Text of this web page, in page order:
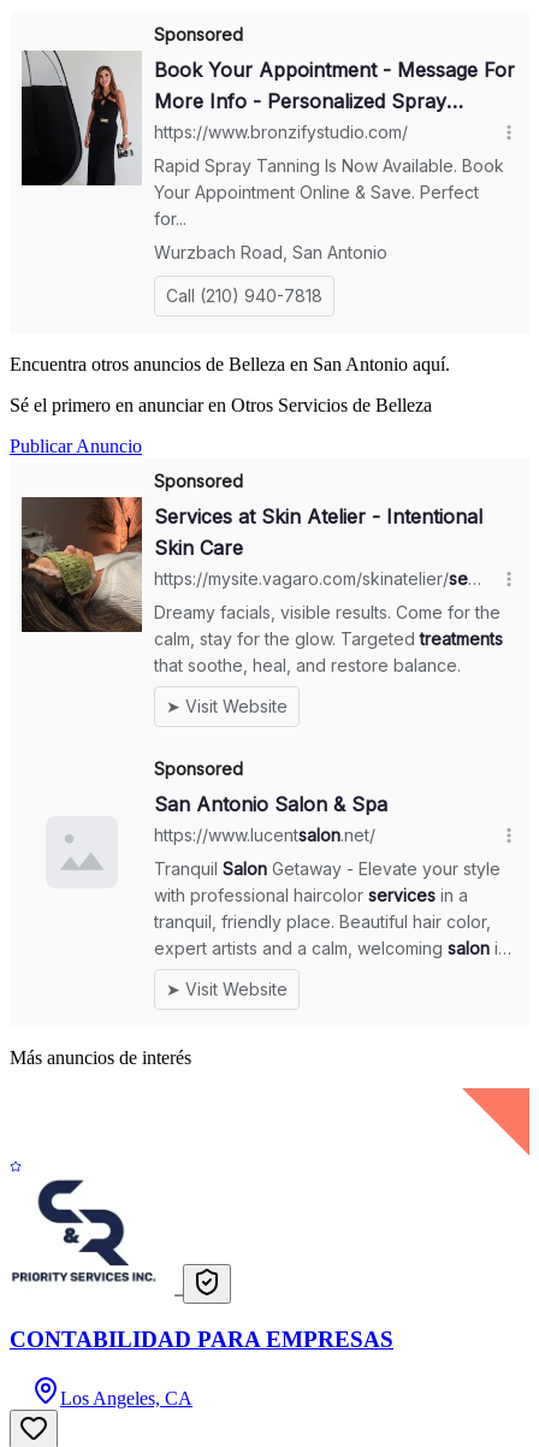
Encuentra otros anuncios de Belleza en San Antonio aquí.
Sé el primero en anunciar en Otros Servicios de Belleza
Publicar Anuncio
Más anuncios de interés
CONTABILIDAD PARA EMPRESAS
Los Angeles, CA